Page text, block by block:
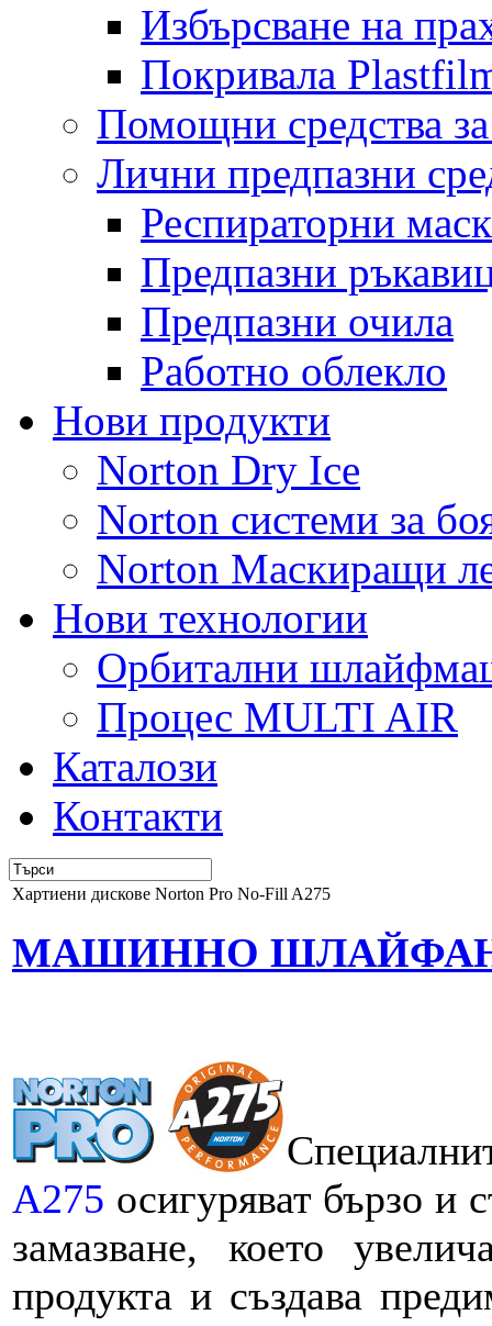
Избърсване на
Покривала
Помощни средства
Лични предпазни
Респираторни
Предпазни
Предпазни очила
Работно облекло
Нови продукти
Norton Dry Ice
Norton системи за
Norton Маскиращи
Нови технологии
Орбитални
Процес MULTI AIR
Каталози
Контакти
Хартиени дискове Norton Pro No-Fill A275
МАШИННО
A275 осигуряват бързо и
замазване, което
продукта и създава